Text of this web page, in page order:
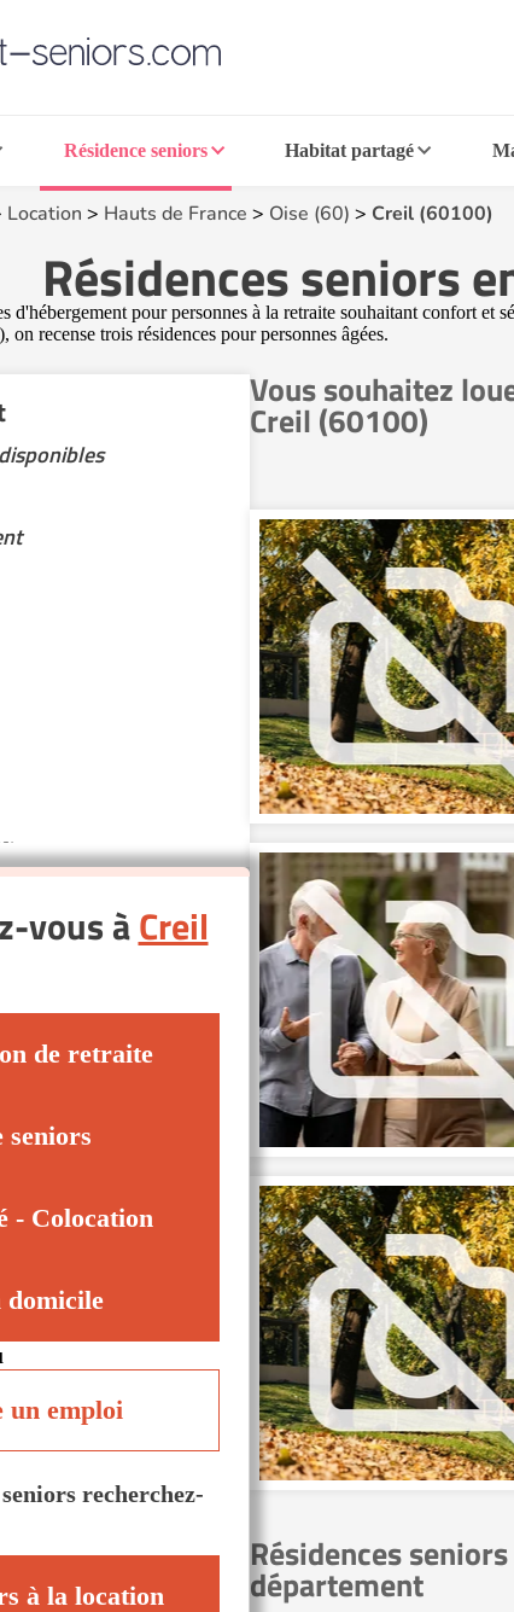
Résidence seniors Habitat partagé
Location > Hauts de France > Oise (60) > Creil (60100)
Résidences seniors
d'hébergement pour personnes à la retraite souhaitant confort
recense trois résidences pour personnes âgées.
Vous souhaitez
Creil (60100)
Résidences
département
vous àCreil
de retraite
seniors
- Colocation
un emploi
recherchez-
à la location